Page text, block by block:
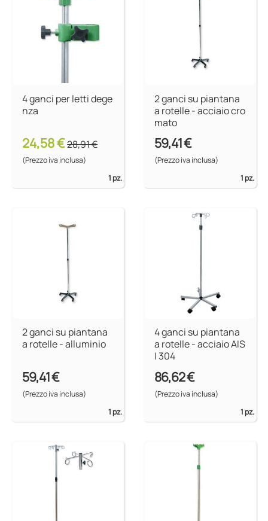
4 ganci per letti dege
nza
24,58 €28,91 €
(Prezzo iva inclusa)
1 pz.
2 ganci su piantana
a rotelle - acciaio cro
mato
59,41 €
(Prezzo iva inclusa)
1 pz.
2 ganci su piantana
a rotelle - alluminio
59,41 €
(Prezzo iva inclusa)
1 pz.
4 ganci su piantana
a rotelle - acciaio AIS
I 304
86,62 €
(Prezzo iva inclusa)
1 pz.